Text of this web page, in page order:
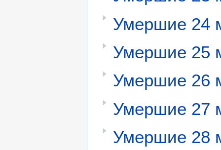
Умершие 24
Умершие 25
Умершие 26
Умершие 27
Умершие 28